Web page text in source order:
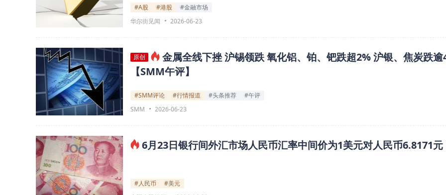
#A股 #港股
#金融市场
华尔街见闻
2026-06-23
原创
金属全线下挫 沪锡领跌 氧化铝、铂、钯跌超2% 沪银、焦炭跌逾
【SMM午评】
#SMM评论 #行情报道 #头条推荐
#午评
SMM
2026-06-23
6月23日银行间外汇市场人民币汇率中间价为1美元对人民币6.8171元
#人民币
#美元